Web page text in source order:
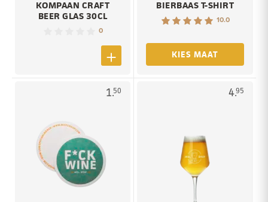
KOMPAAN CRAFT
BEER GLAS 30CL
0
BIERBAAS T-SHIRT
10.0
KIES MAAT
1.50 4.95